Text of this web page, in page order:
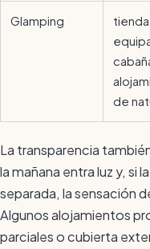
Glamping
tienda
de
La transparencia
la mañana entra luz y, si
separada, la sensación
Algunos alojamientos
parciales o cubierta